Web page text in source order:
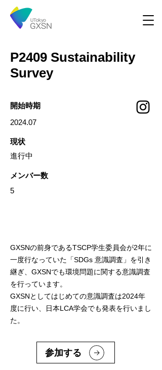
P2409 Sustainability
Survey
開始時期
2024.07
現状
進行中
​メンバー数
5
GXSNの前身であるTSCP学生委員会が2年に
一度行なっていた「SDGs 意識調査」を引き
継ぎ、GXSN​でも環境問題に関する意識調査
を行っています。
GXSNとしてはじめての意識調査は2024年
度に行い、日本LCA学会でも発表を行いまし
た。
参加する